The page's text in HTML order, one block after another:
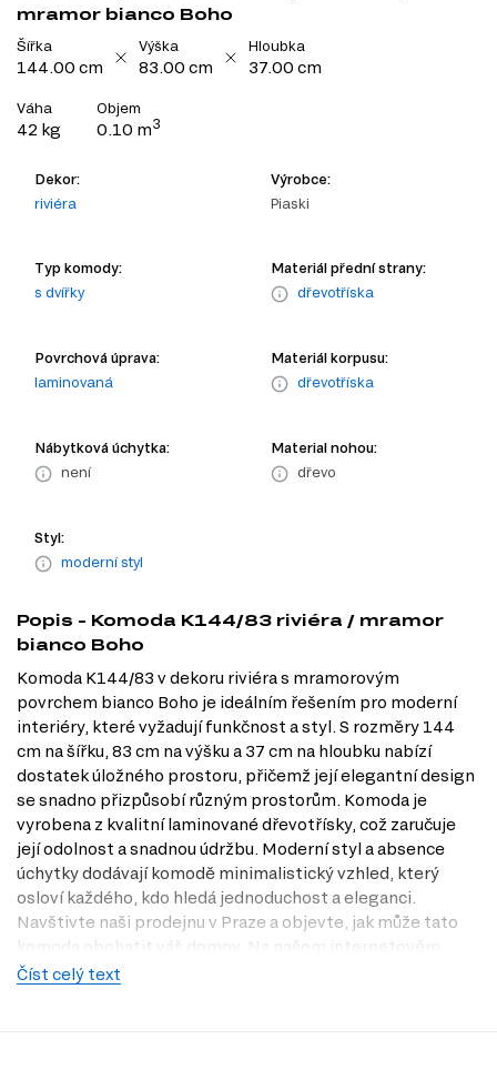
mramor bianco Boho
Šířka
144.00 cm
Výška
83.00 cm
Hloubka
37.00 cm
Váha
42 kg
Objem
0.10 m3
Dekor:
riviéra
Výrobce:
Piaski
Typ komody:
s dvířky
Materiál přední strany:
dřevotříska
Povrchová úprava:
laminovaná
Materiál korpusu:
dřevotříska
Nábytková úchytka:
není
Material nohou:
dřevo
Styl:
moderní styl
Popis - Komoda K144/83 riviéra / mramor
bianco Boho
Komoda K144/83 v dekoru riviéra s mramorovým
povrchem bianco Boho je ideálním řešením pro moderní
interiéry, které vyžadují funkčnost a styl. S rozměry 144
cm na šířku, 83 cm na výšku a 37 cm na hloubku nabízí
dostatek úložného prostoru, přičemž její elegantní design
se snadno přizpůsobí různým prostorům. Komoda je
vyrobena z kvalitní laminované dřevotřísky, což zaručuje
její odolnost a snadnou údržbu. Moderní styl a absence
úchytky dodávají komodě minimalistický vzhled, který
osloví každého, kdo hledá jednoduchost a eleganci.
Navštivte naši prodejnu v Praze a objevte, jak může tato
komoda obohatit váš domov. Na našem internetovém
obchodě Dubok.cz máte možnost zjistit více informací.
Číst celý text